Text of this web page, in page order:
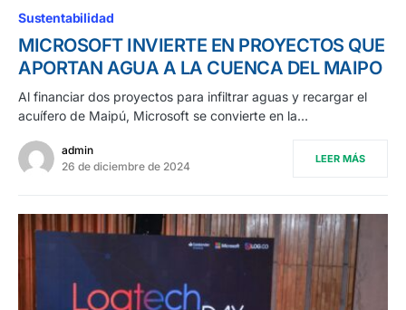
Sustentabilidad
MICROSOFT INVIERTE EN PROYECTOS QUE
APORTAN AGUA A LA CUENCA DEL MAIPO
Al financiar dos proyectos para infiltrar aguas y recargar el
acuífero de Maipú, Microsoft se convierte en la…
admin
26 de diciembre de 2024
LEER MÁS